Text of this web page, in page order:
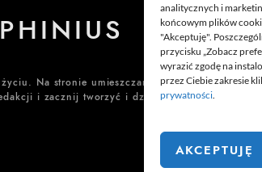
analitycznych i
końcowym plików
"Akceptuję".
przycisku „Zobacz
wyrazić zgodę na
przez Ciebie zakresie
prywatności.
AKCEPTUJĘ
Na stronie umieszczamy także ciekawe
i zacznij tworzyć i dzielić się swoją wiedzą z